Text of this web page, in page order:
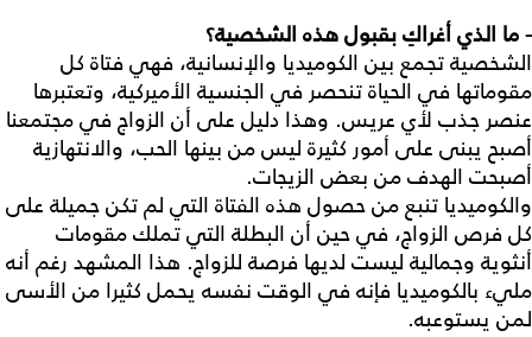
- ما الذي أغراكِ بقبول هذه الشخصية؟
الشخصية تجمع بين الكوميديا والإنسانية، فهي فتاة كل
مقوماتها في الحياة تنحصر في الجنسية الأميركية، وتعتبرها
عنصر جذب لأي عريس. وهذا دليل على أن الزواج في مجتمعنا
أصبح يبنى على أمور كثيرة ليس من بينها الحب، والانتهازية
أصبحت الهدف من بعض الزيجات.
والكوميديا تنبع من حصول هذه الفتاة التي لم تكن جميلة على
كل فرص الزواج، في حين أن البطلة التي تملك مقومات
أنثوية وجمالية ليست لديها فرصة للزواج. هذا المشهد رغم أنه
مليء بالكوميديا فإنه في الوقت نفسه يحمل كثيرا من الأسى
لمن يستوعبه.